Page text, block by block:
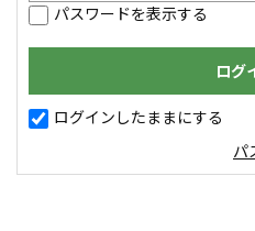
パスワードを表示する
ログインしたままにする
パ